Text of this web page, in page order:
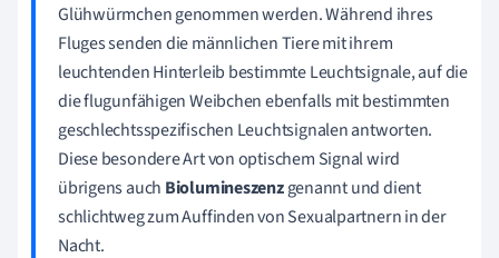
Glühwürmchen genommen werden. Während ihres
Fluges senden die männlichen Tiere mit ihrem
leuchtenden Hinterleib bestimmte Leuchtsignale, auf die
die flugunfähigen Weibchen ebenfalls mit bestimmten
geschlechtsspezifischen Leuchtsignalen antworten.
Diese besondere Art von optischem Signal wird
übrigens auch Biolumineszenzgenannt und dient
schlichtweg zum Auffinden von Sexualpartnern in der
Nacht.